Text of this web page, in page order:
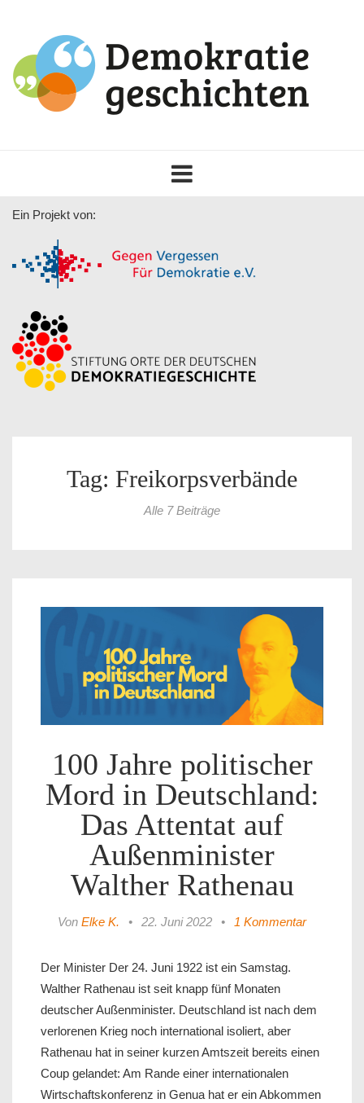
navigation
Ein Projekt von:
Tag: Freikorpsverbände
Alle 7 Beiträge
100 Jahre politischer
Mord in Deutschland:
Das Attentat auf
Außenminister
Walther Rathenau
Von Elke K. • 22. Juni 2022 • 1 Kommentar
Der Minister Der 24. Juni 1922 ist ein Samstag.
Walther Rathenau ist seit knapp fünf Monaten
deutscher Außenminister. Deutschland ist nach dem
verlorenen Krieg noch international isoliert, aber
Rathenau hat in seiner kurzen Amtszeit bereits einen
Coup gelandet: Am Rande einer internationalen
Wirtschaftskonferenz in Genua hat er ein Abkommen